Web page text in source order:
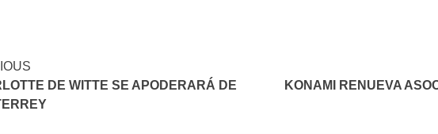
DE WITTE SE APODERARÁ DE
KONAMI RENUEVA